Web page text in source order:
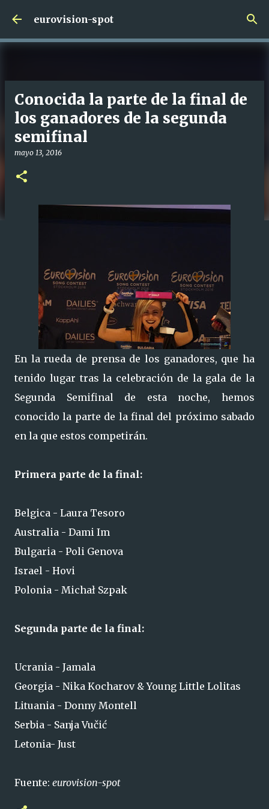
Ir al contenido principal
eurovision-spot
Conocida la parte de la final de
los ganadores de la segunda
semifinal
mayo 13, 2016
En la rueda de prensa de los ganadores, que ha
tenido lugar tras la celebración de la gala de la
Segunda Semifinal de esta noche, hemos
conocido la parte de la final del próximo sabado
en la que estos competirán.
Primera parte de la final:
Belgica - Laura Tesoro
Australia - Dami Im
Bulgaria - Poli Genova
Israel - Hovi
Polonia - Michał Szpak
Segunda parte de la final:
Ucrania - Jamala
Georgia - Nika Kocharov & Young Little Lolitas
Lituania - Donny Montell
Serbia - Sanja Vučić
Letonia- Just
Fuente: eurovision-spot